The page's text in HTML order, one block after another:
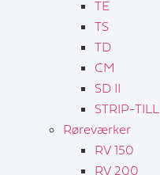
TE
TS
TD
CM
SD II
STRIP-TILL
Røreværker
RV 150
RV 200